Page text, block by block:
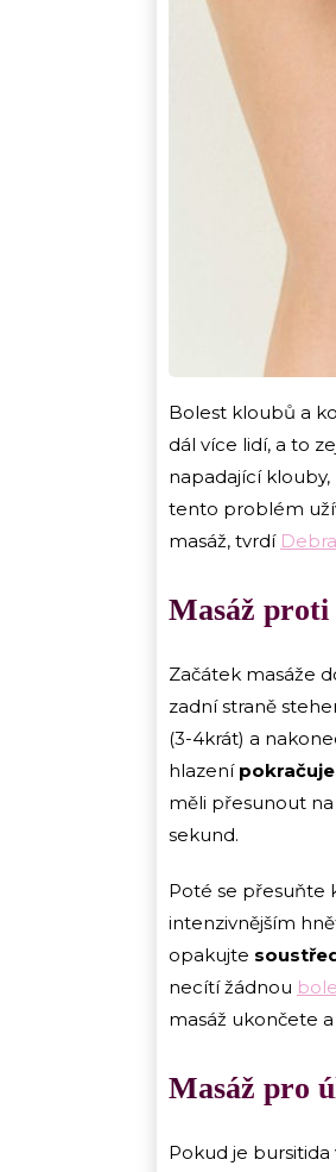
Bolest kloubů a
dál více lidí, a to
napadající klouby,
tento problém
masáž, tvrdí
Masáž proti
Začátek masáže
zadní straně
(3-4krát) a
hlazení
měli přesunout
sekund.
Poté se přesuňte
intenzivnějším
opakujte
necítí žádnou
masáž ukončete
Masáž pro
Pokud je